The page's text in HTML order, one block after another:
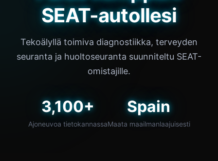
SEAT-autollesi
Tekoälyllä toimiva diagnostiikka, terveyden
seuranta ja huoltoseuranta suunniteltu SEAT-
omistajille.
3,100+
Ajoneuvoa tietokannassa
Spain
Maata maailmanlaajuisesti